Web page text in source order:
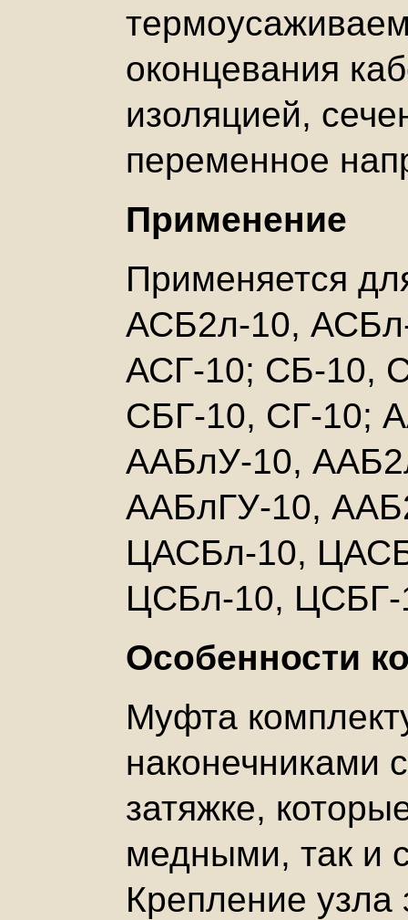
оконцевания
изоляцией,
переменное
Применение
Применяется
АСБ2л-10,
АСГ-10; СБ-10,
СБГ-10, СГ-10;
ААБлУ-10,
ААБлГУ-10,
ЦАСБл-10,
ЦСБл-10, ЦСБГ-
Особенности
Муфта
наконечниками
затяжке,
медными, так и
Крепление узла